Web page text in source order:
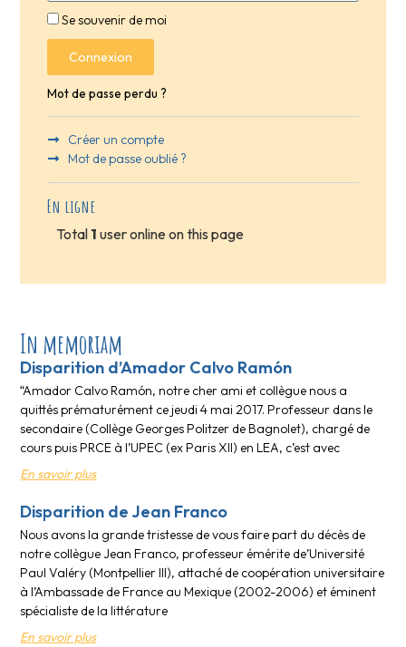
Se souvenir de moi
Connexion
Mot de passe perdu ?
Créer un compte
Mot de passe oublié ?
En ligne
Total 1 user online on this page
In memoriam
Disparition d’Amador Calvo Ramón
“Amador Calvo Ramón, notre cher ami et collègue nous a
quittés prématurément ce jeudi 4 mai 2017. Professeur dans le
secondaire (Collège Georges Politzer de Bagnolet), chargé de
cours puis PRCE à l’UPEC (ex Paris XII) en LEA, c’est avec
En savoir plus
Disparition de Jean Franco
Nous avons la grande tristesse de vous faire part du décès de
notre collègue Jean Franco, professeur émérite de’Université
Paul Valéry (Montpellier III), attaché de coopération universitaire
à l’Ambassade de France au Mexique (2002-2006) et éminent
spécialiste de la littérature
En savoir plus